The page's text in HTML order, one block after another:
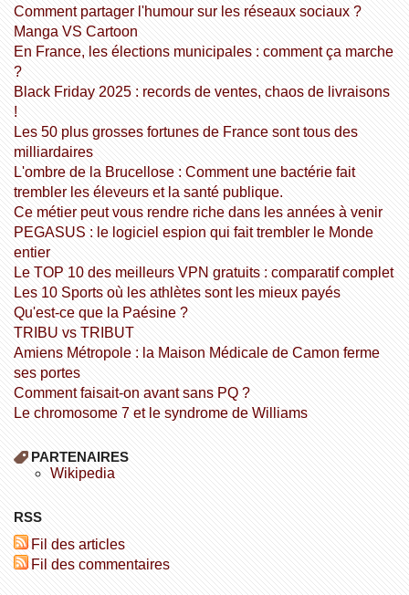
Comment partager l'humour sur les réseaux sociaux ?
Manga VS Cartoon
En France, les élections municipales : comment ça marche
?
Black Friday 2025 : records de ventes, chaos de livraisons
!
Les 50 plus grosses fortunes de France sont tous des
milliardaires
L'ombre de la Brucellose : Comment une bactérie fait
trembler les éleveurs et la santé publique.
Ce métier peut vous rendre riche dans les années à venir
PEGASUS : le logiciel espion qui fait trembler le Monde
entier
Le TOP 10 des meilleurs VPN gratuits : comparatif complet
Les 10 Sports où les athlètes sont les mieux payés
Qu'est-ce que la Paésine ?
TRIBU vs TRIBUT
Amiens Métropole : la Maison Médicale de Camon ferme
ses portes
Comment faisait-on avant sans PQ ?
Le chromosome 7 et le syndrome de Williams
PARTENAIRES
wikipedia
RSS
Fil des articles
Fil des commentaires